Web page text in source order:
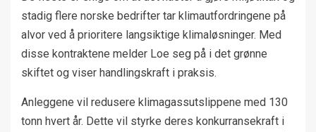
stadig flere norske bedrifter tar klimautfordringene på
alvor ved å prioritere langsiktige klimaløsninger. Med
disse kontraktene melder Loe seg på i det grønne
skiftet og viser handlingskraft i praksis.
Anleggene vil redusere klimagassutslippene med 130
tonn hvert år. Dette vil styrke deres konkurransekraft i